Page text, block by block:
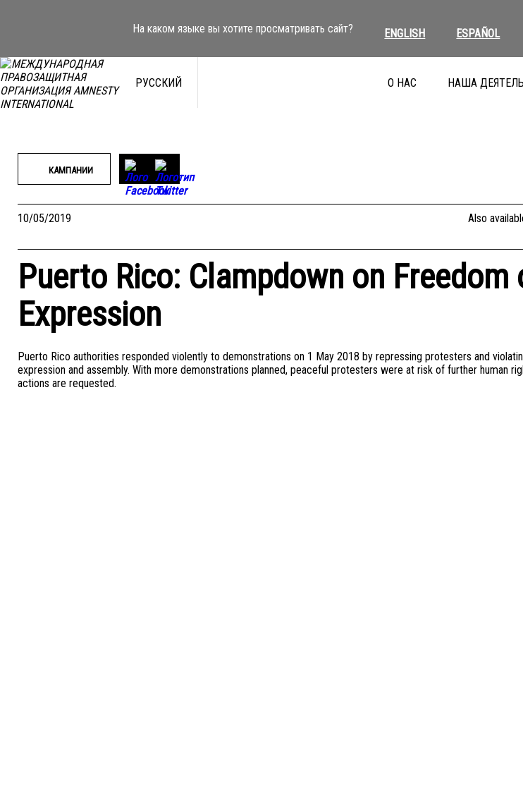
На каком языке вы хотите просматривать сайт? ENGLISH ESPAÑOL
РУССКИЙ О НАС НАША
КАМПАНИИ
10/05/2019 Also
Puerto Rico: Clampdown on Freedom
Expression
Puerto Rico authorities responded violently to demonstrations on 1 May 2018 by repressing protesters and
expression and assembly. With more demonstrations planned, peaceful protesters were at risk of further human
actions are requested.